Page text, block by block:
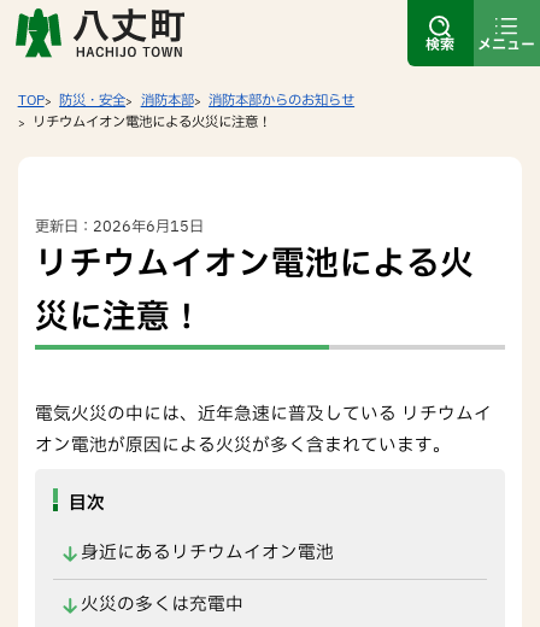
検索 メニュー
TOP 防災・安全 消防本部
消防本部からのお知らせ
リチウムイオン電池による火災に注意！
更新日：2026年6月15日
リチウムイオン電池による火
災に注意！
電気火災の中には、近年急速に普及している リチウムイ
オン電池が原因による火災が多く含まれています。
目次
身近にあるリチウムイオン電池
火災の多くは充電中